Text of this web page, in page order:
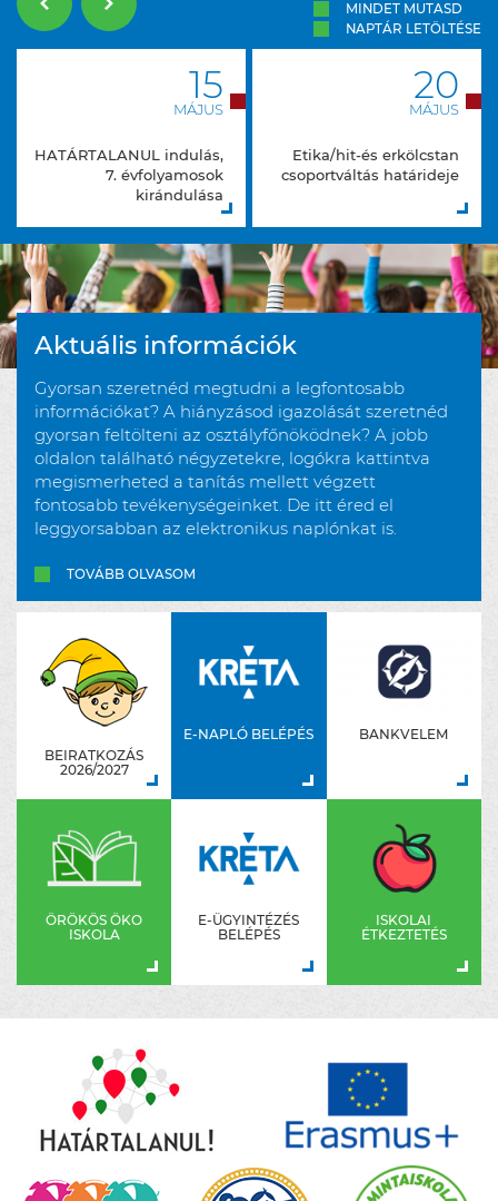
MINDET MUTASD
NAPTÁR LETÖLTÉSE
15
MÁJUS
HATÁRTALANUL indulás,
7. évfolyamosok
kirándulása
20
MÁJUS
Etika/hit-és erkölcstan
csoportváltás határideje
Aktuális információk
Gyorsan szeretnéd megtudni a legfontosabb
információkat? A hiányzásod igazolását szeretnéd
gyorsan feltölteni az osztályfőnöködnek? A jobb
oldalon található négyzetekre, logókra kattintva
megismerheted a tanítás mellett végzett
fontosabb tevékenységeinket. De itt éred el
leggyorsabban az elektronikus naplónkat is.
TOVÁBB OLVASOM
BEIRATKOZÁS
2026/2027
E-NAPLÓ BELÉPÉS BANKVELEM
ÖRÖKÖS ÖKO
ISKOLA
E-ÜGYINTÉZÉS
BELÉPÉS
ISKOLAI
ÉTKEZTETÉS